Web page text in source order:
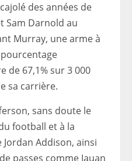
des années de
Sam Darnold au
Murray, une arme à
de 67,1% sur 3 000
sa carrière.
sans doute le
football et à la
Addison, ainsi
passes comme Jauan